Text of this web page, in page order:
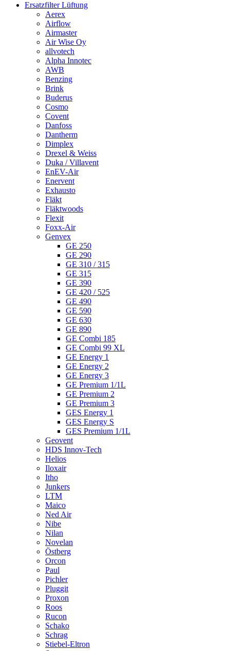
Ersatzfilter Lüftung
Aerex
Airflow
Airmaster
Air Wise Oy
allvotech
Alpha Innotec
AWB
Benzing
Brink
Buderus
Cosmo
Covent
Danfoss
Dantherm
Dimplex
Drexel & Weiss
Duka / Villavent
EnEV-Air
Enervent
Exhausto
Fläkt
Fläktwoods
Flexit
Foxx-Air
Genvex
GE 250
GE 290
GE 310 / 315
GE 315
GE 390
GE 420 / 525
GE 490
GE 590
GE 630
GE 890
GE Combi 185
GE Combi 99 XL
GE Energy 1
GE Energy 2
GE Energy 3
GE Premium 1/1L
GE Premium 2
GE Premium 3
GES Energy 1
GES Energy S
GES Premium 1/1L
Geovent
HDS Innov-Tech
Helios
Iloxair
Itho
Junkers
LTM
Maico
Ned Air
Nibe
Nilan
Novelan
Östberg
Orcon
Paul
Pichler
Pluggit
Proxon
Roos
Rucon
Schako
Schrag
Stiebel-Eltron